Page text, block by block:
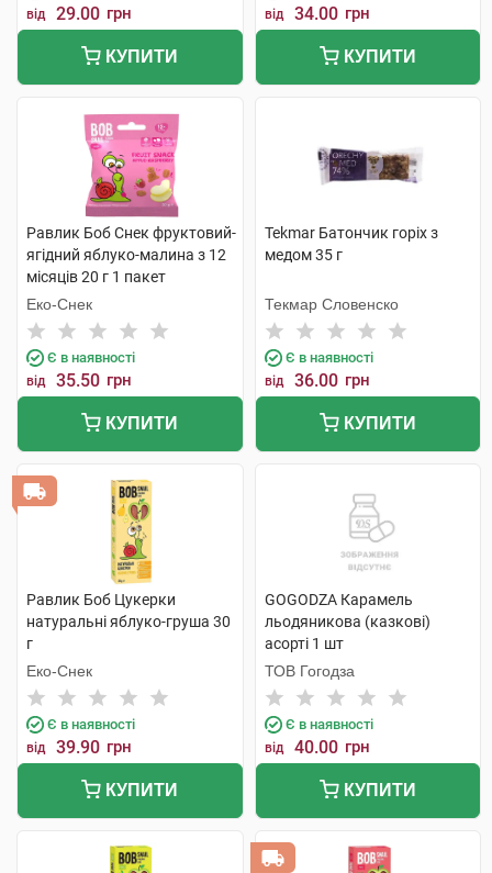
від 29.00 грн
КУПИТИ
від 34.00 грн
КУПИТИ
Равлик Боб Снек фруктовий-
ягідний яблуко-малина з 12
місяців 20 г 1 пакет
Еко-Снек
Є в наявності
від 35.50 грн
КУПИТИ
Tekmar Батончик горіх з
медом 35 г
Текмар Словенско
Є в наявності
від 36.00 грн
КУПИТИ
Равлик Боб Цукерки
натуральні яблуко-груша 30
г
Еко-Снек
Є в наявності
від 39.90 грн
КУПИТИ
GOGODZA Карамель
льодяникова (казкові)
асорті 1 шт
ТОВ Гогодза
Є в наявності
від 40.00 грн
КУПИТИ